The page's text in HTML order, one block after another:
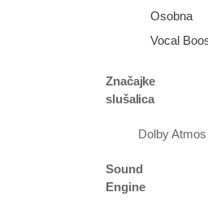
Osobna
Vocal
Značajke
slušalica
Dolby
Sound
Engine